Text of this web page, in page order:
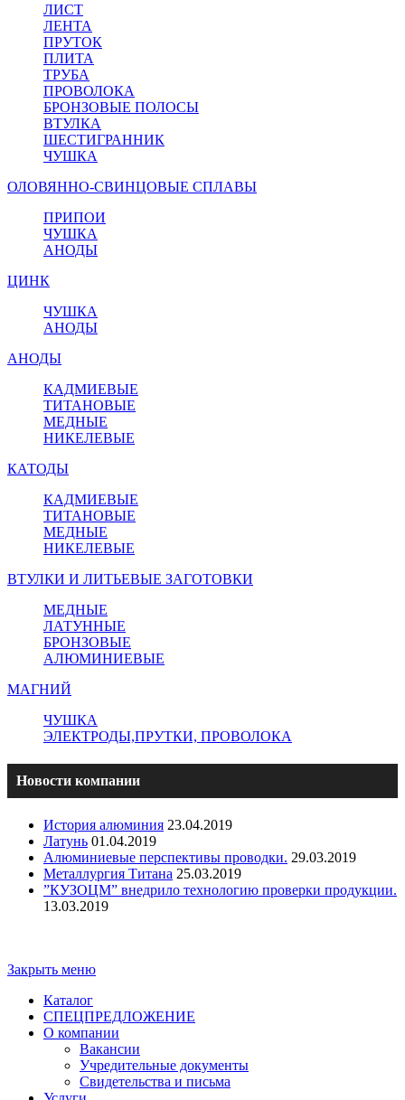
ЛИСТ
ЛЕНТА
ПРУТОК
ПЛИТА
ТРУБА
ПРОВОЛОКА
БРОНЗОВЫЕ ПОЛОСЫ
ВТУЛКА
ШЕСТИГРАННИК
ЧУШКА
ОЛОВЯННО-СВИНЦОВЫЕ СПЛАВЫ
ПРИПОИ
ЧУШКА
АНОДЫ
ЦИНК
ЧУШКА
АНОДЫ
АНОДЫ
КАДМИЕВЫЕ
ТИТАНОВЫЕ
МЕДНЫЕ
НИКЕЛЕВЫЕ
КАТОДЫ
КАДМИЕВЫЕ
ТИТАНОВЫЕ
МЕДНЫЕ
НИКЕЛЕВЫЕ
ВТУЛКИ И ЛИТЬЕВЫЕ ЗАГОТОВКИ
МЕДНЫЕ
ЛАТУННЫЕ
БРОНЗОВЫЕ
АЛЮМИНИЕВЫЕ
МАГНИЙ
ЧУШКА
ЭЛЕКТРОДЫ,ПРУТКИ, ПРОВОЛОКА
Новости компании
История алюминия 23.04.2019
Латунь 01.04.2019
Алюминиевые перспективы проводки. 29.03.2019
Металлургия Титана 25.03.2019
”КУЗОЦМ” внедрило технологию проверки продукции.
13.03.2019
Закрыть меню
Каталог
СПЕЦПРЕДЛОЖЕНИЕ
О компании
Вакансии
Учредительные документы
Свидетельства и письма